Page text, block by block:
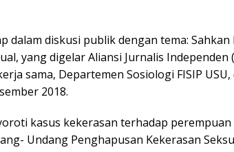
dalam diskusi publik dengan tema: Sahkan
yang digelar Aliansi Jurnalis Independen
sama, Departemen Sosiologi FISIP
2018.
kasus kekerasan terhadap
Undang Penghapusan Kekerasan